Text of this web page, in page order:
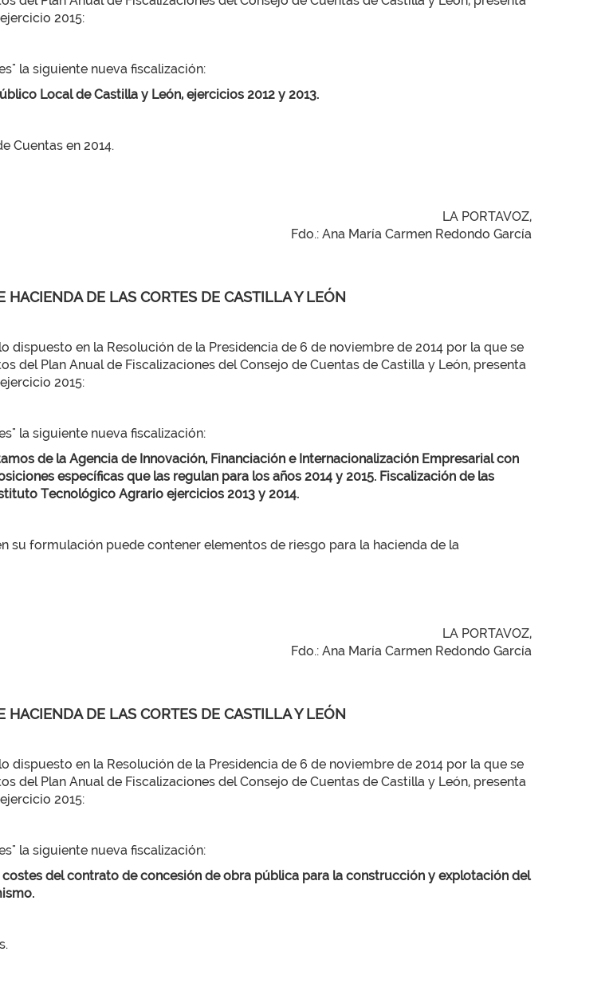
2015:
la siguiente nueva fiscalización:
Local de Castilla y León, ejercicios 2012 y 2013.
Cuentas en 2014.
LA PORTAVOZ,
Fdo.: Ana María Carmen Redondo García
HACIENDA DE LAS CORTES DE CASTILLA Y LEÓN
dispuesto en la Resolución de la Presidencia de 6 de noviembre de 2014 por la que se
Plan Anual de Fiscalizaciones del Consejo de Cuentas de Castilla y León, presenta
2015:
la siguiente nueva fiscalización:
de la Agencia de Innovación, Financiación e Internacionalización Empresarial con
específicas que las regulan para los años 2014 y 2015. Fiscalización de las
Tecnológico Agrario ejercicios 2013 y 2014.
su formulación puede contener elementos de riesgo para la hacienda de la
LA PORTAVOZ,
Fdo.: Ana María Carmen Redondo García
HACIENDA DE LAS CORTES DE CASTILLA Y LEÓN
dispuesto en la Resolución de la Presidencia de 6 de noviembre de 2014 por la que se
Plan Anual de Fiscalizaciones del Consejo de Cuentas de Castilla y León, presenta
2015:
la siguiente nueva fiscalización:
del contrato de concesión de obra pública para la construcción y explotación del